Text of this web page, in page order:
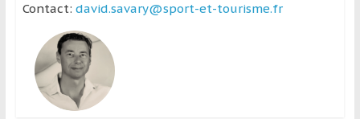
Contact: david.savary@sport-et-tourisme.fr